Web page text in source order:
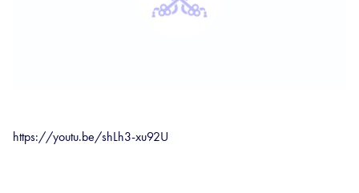
https://youtu.be/shLh3-xu92U